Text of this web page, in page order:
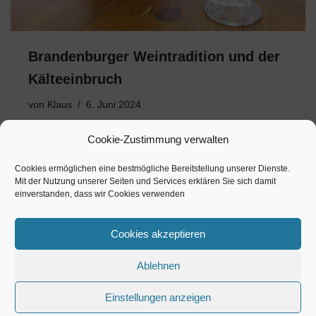
Cookie-Zustimmung verwalten
Cookies ermöglichen eine bestmögliche Bereitstellung unserer Dienste.
Mit der Nutzung unserer Seiten und Services erklären Sie sich damit
einverstanden, dass wir Cookies verwenden
Cookies akzeptieren
Ablehnen
Einstellungen anzeigen
Brandenburger Weintradition und der
Kälteeinbruch
von Klaus 6. Juni 2024
Weinanbau in Werder an der Havel hat eine lange
der politischen Wende übernahmen im Jahr 1996 die
Familie Lindicke den bekannten Weinberg Wachtelberg
von der Stadt…